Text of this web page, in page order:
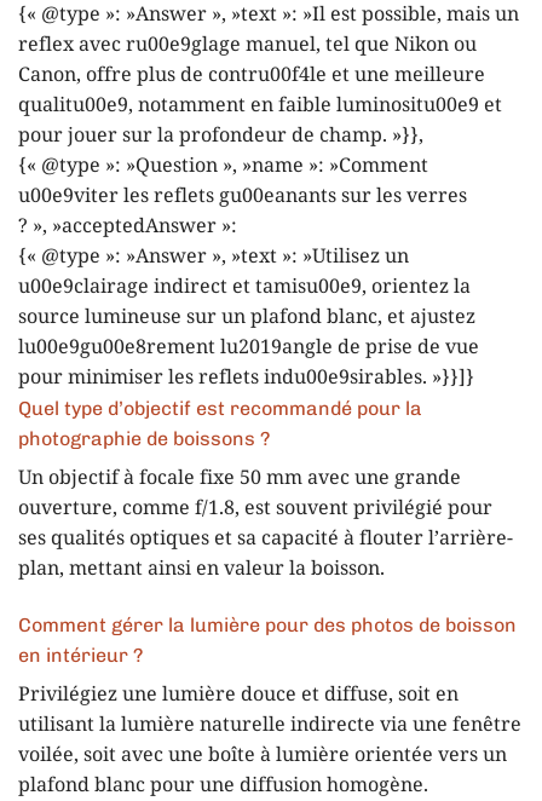
{« @type »: »Answer », »text »: »Il est possible, mais un
reflex avec ru00e9glage manuel, tel que Nikon ou
Canon, offre plus de contru00f4le et une meilleure
qualitu00e9, notamment en faible luminositu00e9 et
pour jouer sur la profondeur de champ. »}},
{« @type »: »Question », »name »: »Comment
u00e9viter les reflets gu00eanants sur les verres
? », »acceptedAnswer »:
{« @type »: »Answer », »text »: »Utilisez un
u00e9clairage indirect et tamisu00e9, orientez la
source lumineuse sur un plafond blanc, et ajustez
lu00e9gu00e8rement lu2019angle de prise de vue
pour minimiser les reflets indu00e9sirables. »}}]}
Quel type d’objectif est recommandé pour la
photographie de boissons ?
Un objectif à focale fixe 50 mm avec une grande
ouverture, comme f/1.8, est souvent privilégié pour
ses qualités optiques et sa capacité à flouter l’arrière-
plan, mettant ainsi en valeur la boisson.
Comment gérer la lumière pour des photos de boisson
en intérieur ?
Privilégiez une lumière douce et diffuse, soit en
utilisant la lumière naturelle indirecte via une fenêtre
voilée, soit avec une boîte à lumière orientée vers un
plafond blanc pour une diffusion homogène.